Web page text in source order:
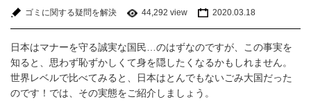
ゴミに関する疑問を解決 44,292 view 2020.03.18
日本はマナーを守る誠実な国民…のはずなのですが、この事実を
知ると、思わず恥ずかしくて身を隠したくなるかもしれません。
世界レベルで比べてみると、日本はとんでもないごみ大国だった
のです！では、その実態をご紹介しましょう。